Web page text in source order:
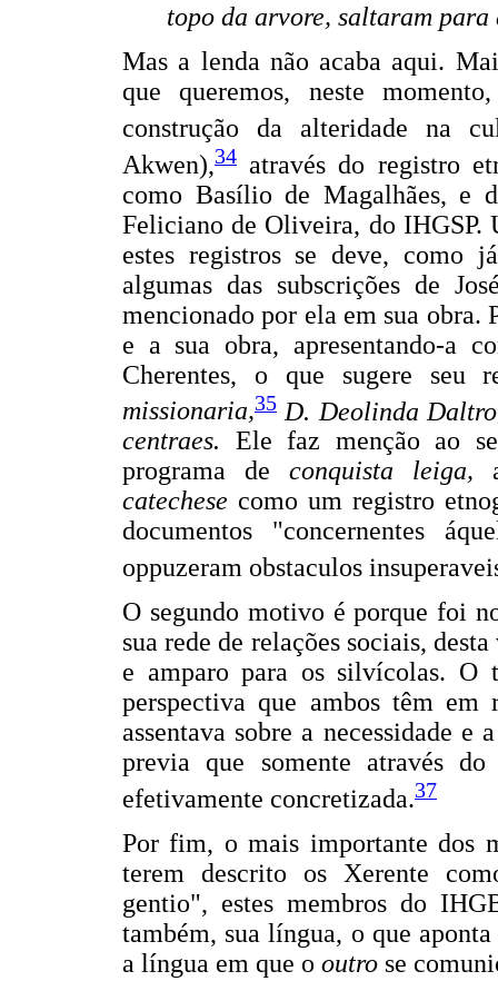
topo da arvore, saltaram
Mas a lenda não acaba aqui.
que queremos, neste
construção da alteridade na
Akwen),34 através do registro
como Basílio de Magalhães, e
Feliciano de Oliveira, do IHGSP.
estes registros se deve, como
algumas das subscrições de
mencionado por ela em sua obra.
e a sua obra, apresentando-a
Cherentes, o que sugere seu
missionaria,35 D. Deolinda
centraes. Ele faz menção ao
programa de conquista leiga,
catechese como um registro
documentos "concernentes
oppuzeram obstaculos
O segundo motivo é porque foi
sua rede de relações sociais,
e amparo para os silvícolas. O
perspectiva que ambos têm
assentava sobre a necessidade
previa que somente através
efetivamente concretizada.37
Por fim, o mais importante dos
terem descrito os Xerente
gentio", estes membros do
também, sua língua, o que
a língua em que o outro se